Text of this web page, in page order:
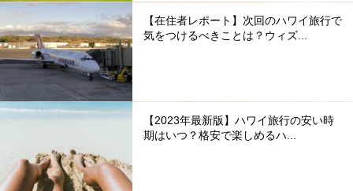
【在住者レポート】次回のハワイ旅行で
気をつけるべきことは？ウィズ...
【2023年最新版】ハワイ旅行の安い時
期はいつ？格安で楽しめるハ...